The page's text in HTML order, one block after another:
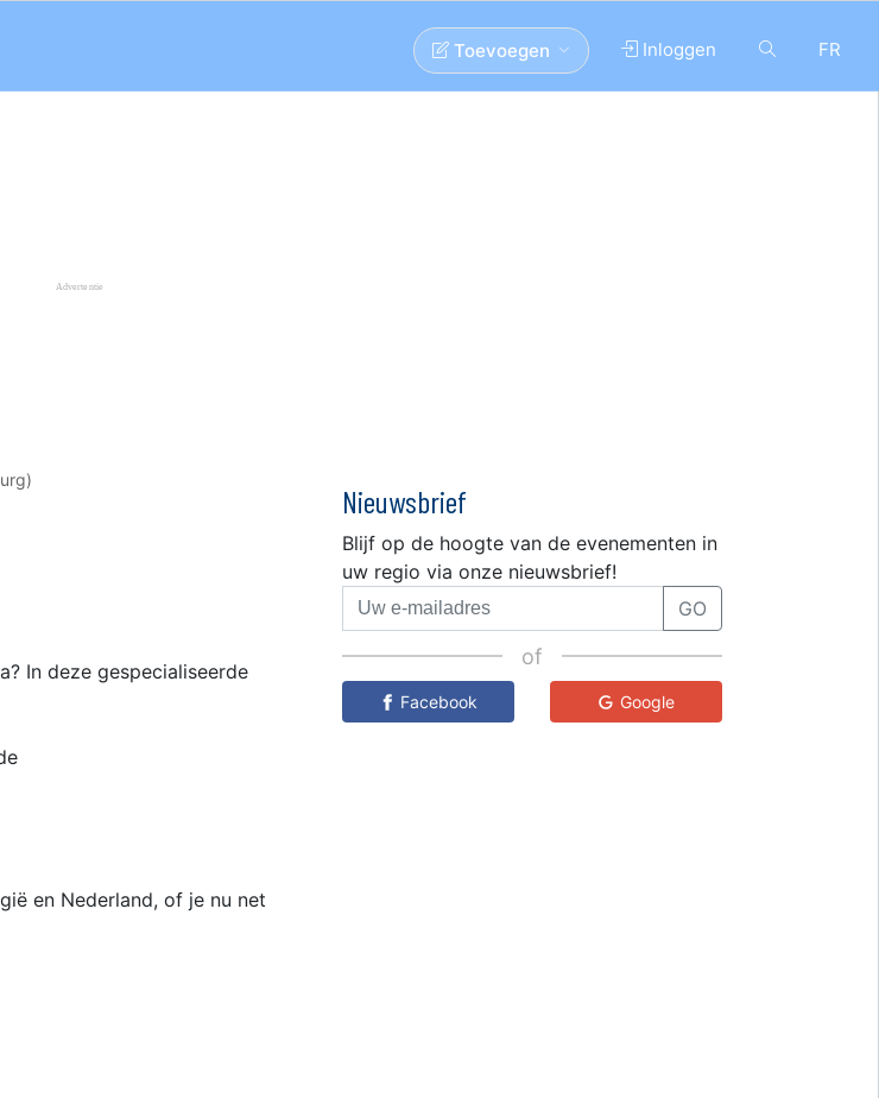
FR
Inloggen
Toevoegen
In deze gespecialiseerde
en Nederland, of je nu net
Nieuwsbrief
Blijf op de hoogte van de evenementen in
uw regio via onze nieuwsbrief!
GO
of
Facebook Google